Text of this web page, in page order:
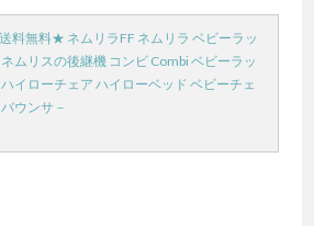
料無料★ ネムリラFF ネムリラ ベビーラッ
ネムリスの後継機 コンビ Combi ベビーラッ
ハイローチェア ハイローベッド ベビーチェ
ウンサ－